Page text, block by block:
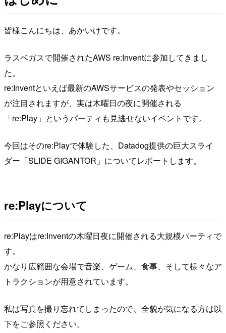
皆様こんにちは、あかいけです。
ラスベガスで開催されたAWS re:Inventに参加してきまし
た。
re:Inventといえば最新のAWSサービスの発表やセッション
が注目されますが、実は木曜日の夜に開催される
「re:Play」というパーティも見逃せないイベントです。
今回はそのre:Playで体験した、Datadog提供の巨大スライ
ダー「SLIDE GIGANTOR」についてレポートします。
re:Playについて
re:Playはre:Inventの木曜日夜に開催される大規模パーティで
す。
かなり広範囲な会場で音楽、ゲーム、食事、そして様々なア
トラクションが用意されています。
私は写真を撮り忘れてしまったので、全貌が気になる方は以
下をご参照ください。